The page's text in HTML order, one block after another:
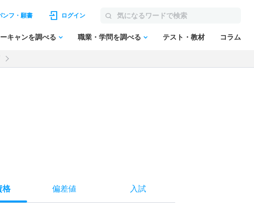
ンフ・願書 ログイン
キャンを調べる 職業・学問を調べる テスト・教材 コラム
格 偏差値 入試